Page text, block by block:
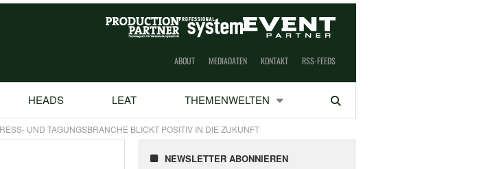
ABOUT MEDIADATEN KONTAKT RSS-FEEDS
HEADS LEAT THEMENWELTEN Suchen
UND TAGUNGSBRANCHE BLICKT POSITIV IN DIE ZUKUNFT
NEWSLETTER ABONNIEREN